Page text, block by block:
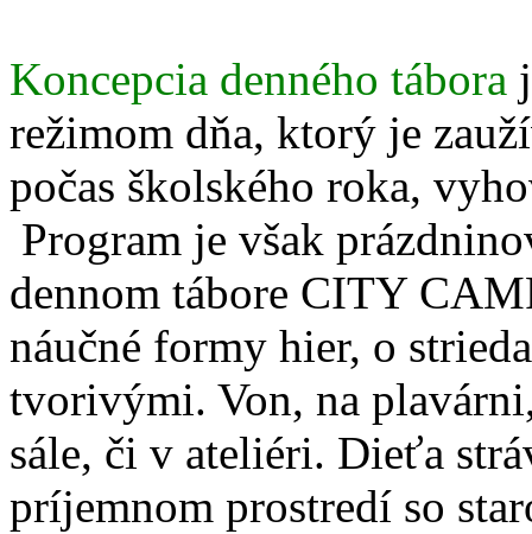
Koncepcia denného tábora
režimom dňa, ktorý je
počas školského roka,
Program je však
dennom tábore CITY
náučné formy hier, o
tvorivými. Von, na
sále, či v ateliéri. Dieťa
príjemnom prostredí so